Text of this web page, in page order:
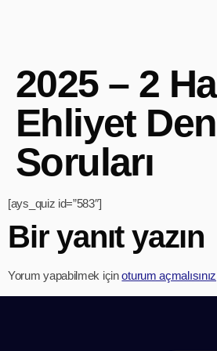
2025 – 2
Ehliyet
Soruları
[ays_quiz id=”583″]
Bir yanıt yazın
Yorum yapabilmek içinoturum açmalısınız